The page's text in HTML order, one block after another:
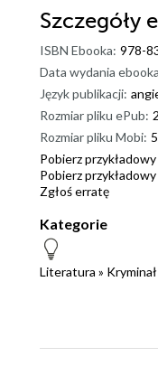
Szczegóły
ISBN Ebooka: 978-
Data wydania
Język publikacji:
Rozmiar pliku ePub:
Rozmiar pliku Mobi:
Pobierz przykładowy
Pobierz
Zgłoś erratę
Kategorie
Literatura » Kryminał